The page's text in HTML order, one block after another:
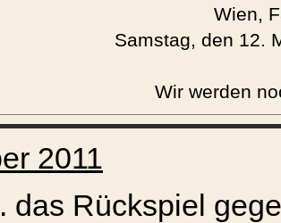
Wien,
Samstag, den 12.
Wir werden
2011
das Rückspiel